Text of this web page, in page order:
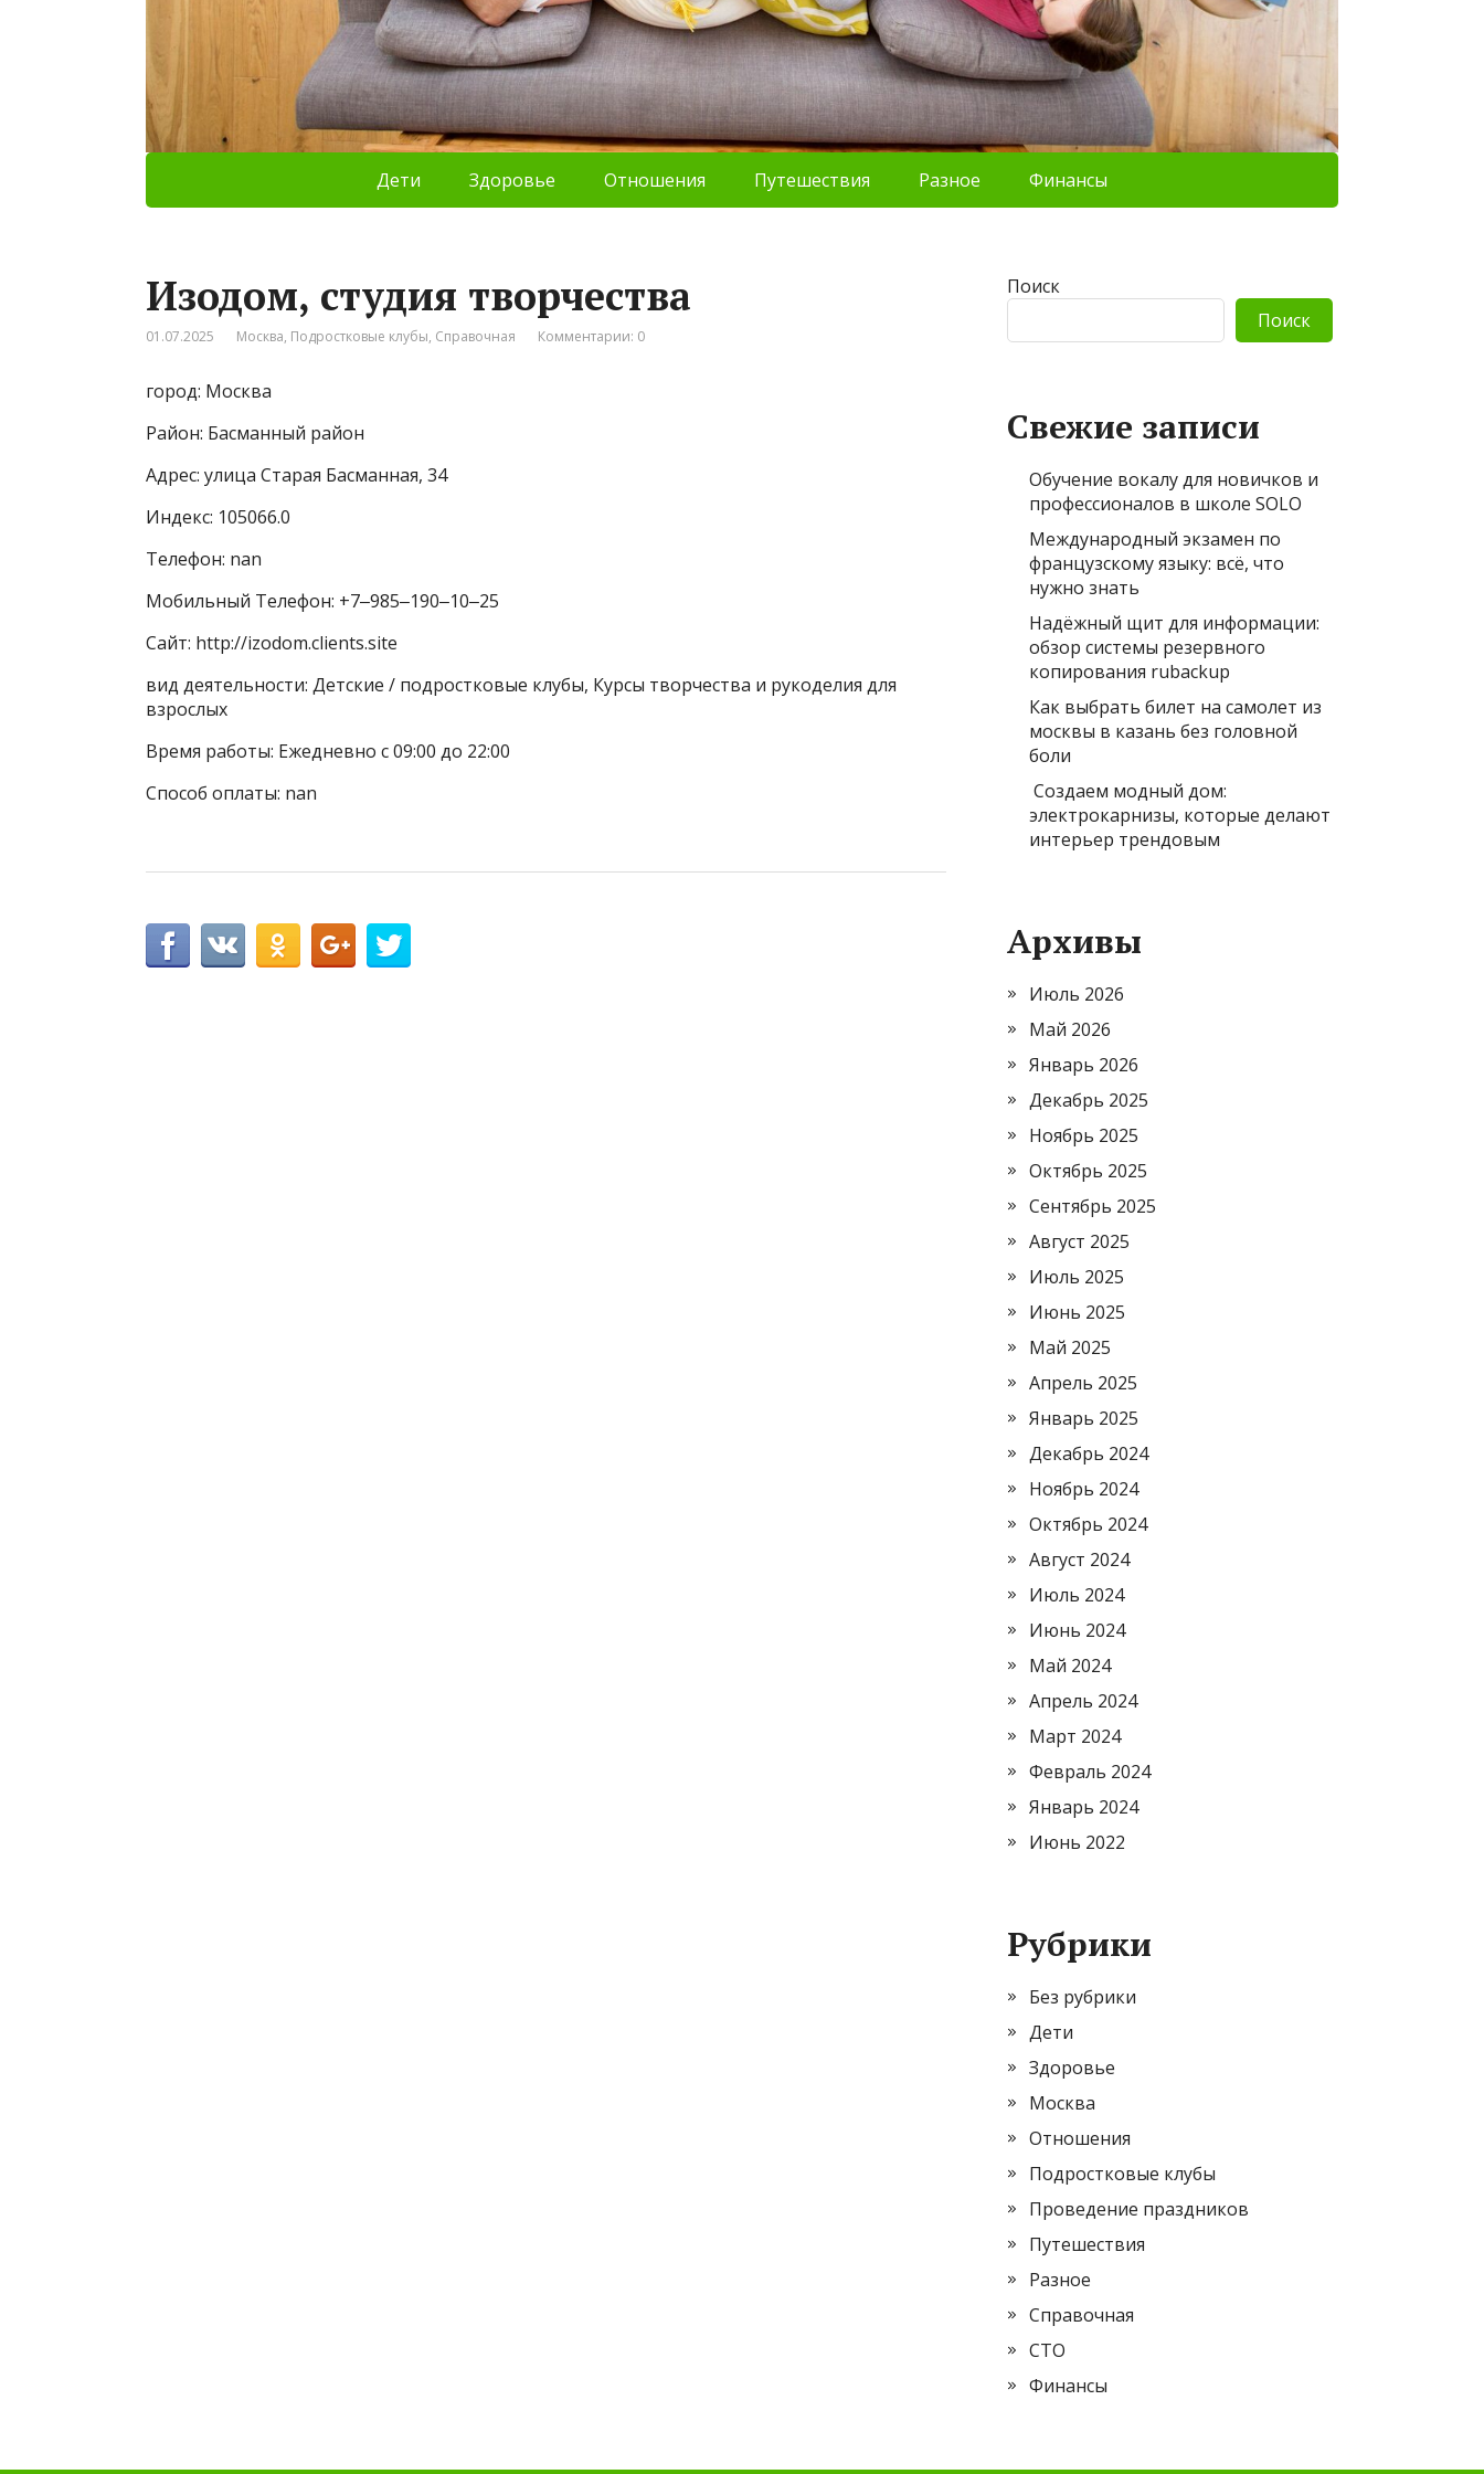
Дети Здоровье Отношения Путешествия Разное Финансы
Изодом, студия творчества
01.07.2025 Москва, Подростковые клубы, Справочная Комментарии: 0
город: Москва
Район: Басманный район
Адрес: улица Старая Басманная, 34
Индекс: 105066.0
Телефон: nan
Мобильный Телефон: +7‒985‒190‒10‒25
Сайт: http://izodom.clients.site
вид деятельности: Детские / подростковые клубы, Курсы творчества и рукоделия для
взрослых
Время работы: Ежедневно с 09:00 до 22:00
Способ оплаты: nan
Поиск
Поиск
Свежие записи
Обучение вокалу для новичков и
профессионалов в школе SOLO
Международный экзамен по
французскому языку: всё, что
нужно знать
Надёжный щит для информации:
обзор системы резервного
копирования rubackup
Как выбрать билет на самолет из
москвы в казань без головной
боли
Создаем модный дом:
электрокарнизы, которые делают
интерьер трендовым
Архивы
Июль 2026
Май 2026
Январь 2026
Декабрь 2025
Ноябрь 2025
Октябрь 2025
Сентябрь 2025
Август 2025
Июль 2025
Июнь 2025
Май 2025
Апрель 2025
Январь 2025
Декабрь 2024
Ноябрь 2024
Октябрь 2024
Август 2024
Июль 2024
Июнь 2024
Май 2024
Апрель 2024
Март 2024
Февраль 2024
Январь 2024
Июнь 2022
Рубрики
Без рубрики
Дети
Здоровье
Москва
Отношения
Подростковые клубы
Проведение праздников
Путешествия
Разное
Справочная
СТО
Финансы